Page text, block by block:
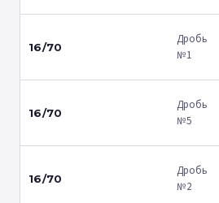
16/70
Дробь
№1
16/70
Дробь
№5
16/70
Дробь
№2